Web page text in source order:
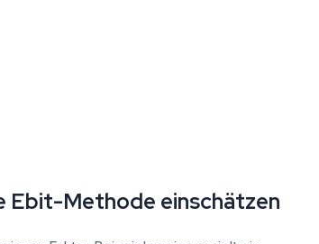
Ebit-Methode einschätzen